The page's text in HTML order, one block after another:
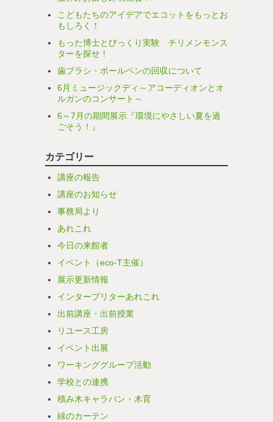
こどもたちのアイデアでエコットをもっとお
もしろく！
もった博士とびっくり実験 チリメンモンス
ターを探せ！
歯ブラシ・ボールペンの回収について
6月ミュージックディ～アコーディオンとオ
ルガンのコンサート～
6～7月の期間展示『環境にやさしい夏を過
ごそう！』
カテゴリー
講座の報告
講座のお知らせ
事務局より
あれこれ
今日の来館者
イベント（eco-T主催）
展示更新情報
インタープリターあれこれ
出前講座・出前授業
リユース工房
イベント出展
ワーキンググループ活動
学校との連携
積み木キャラバン・木育
緑のカーテン